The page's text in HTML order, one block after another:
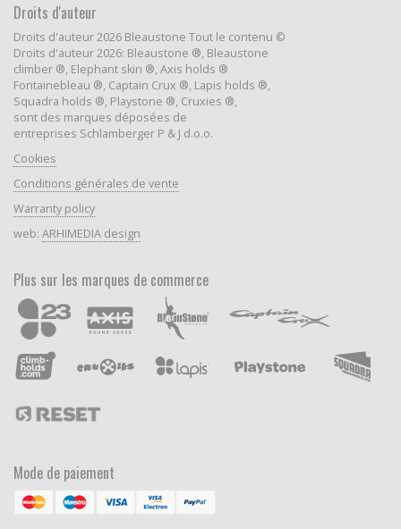
Droits d'auteur
Droits d'auteur 2026 Bleaustone Tout le contenu ©
Droits d'auteur 2026: Bleaustone ®, Bleaustone
climber ®, Elephant skin ®, Axis holds ®
Fontainebleau ®, Captain Crux ®, Lapis holds ®,
Squadra holds ®, Playstone ®, Cruxies ®,
sont des marques déposées de
entreprises Schlamberger P & J d.o.o.
Cookies
Conditions générales de vente
Warranty policy
web: ARHIMEDIA design
Plus sur les marques de commerce
Mode de paiement